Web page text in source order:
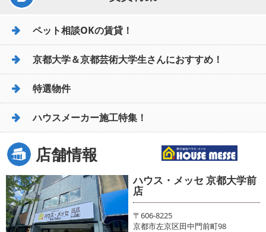
ペット相談OKの賃貸！
京都大学＆京都芸術大学生さんにおすすめ！
特選物件
ハウスメーカー施工特集！
店舗情報
ハウス・メッセ 京都大学前
店
〒606-8225
京都市左京区田中門前町98